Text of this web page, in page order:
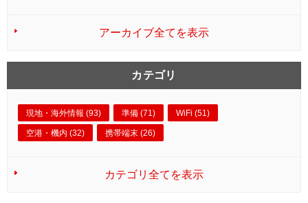
アーカイブ全てを表示
カテゴリ
現地・海外情報 (93) 準備 (71) WiFi (51)
空港・機内 (32) 携帯端末 (26)
カテゴリ全てを表示